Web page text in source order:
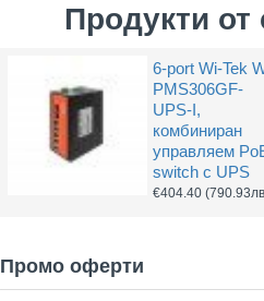
Продукти от
6-port Wi-Tek
PMS306GF-
UPS-I,
комбиниран
управляем
switch с UPS
€404.40
Промо оферти